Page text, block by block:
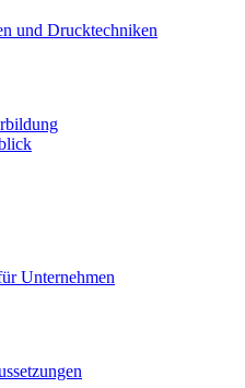
und Drucktechniken
Unternehmen